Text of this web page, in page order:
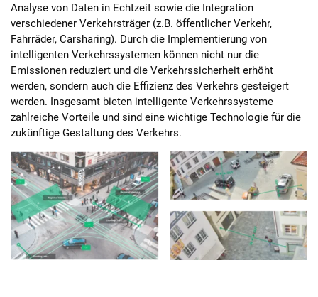
Analyse von Daten in Echtzeit sowie die Integration
verschiedener Verkehrsträger (z.B. öffentlicher Verkehr,
Fahrräder, Carsharing). Durch die Implementierung von
intelligenten Verkehrssystemen können nicht nur die
Emissionen reduziert und die Verkehrssicherheit erhöht
werden, sondern auch die Effizienz des Verkehrs gesteigert
werden. Insgesamt bieten intelligente Verkehrssysteme
zahlreiche Vorteile und sind eine wichtige Technologie für die
zukünftige Gestaltung des Verkehrs.